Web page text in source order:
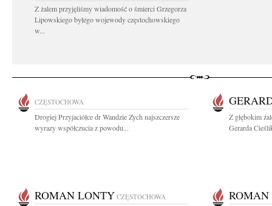
Z żalem przyjęliśmy wiadomość o śmierci Grzegorza
Lipowskiego byłego wojewody częstochowskiego
w...
CZĘSTOCHOWA
Drogiej Przyjaciółce dr Wandzie Zych najszczersze
wyrazy współczucia z powodu...
Z głębokim
Gerarda
ROMAN LONTY CZĘSTOCHOWA